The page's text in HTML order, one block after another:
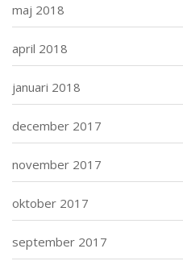
maj 2018
april 2018
januari 2018
december 2017
november 2017
oktober 2017
september 2017